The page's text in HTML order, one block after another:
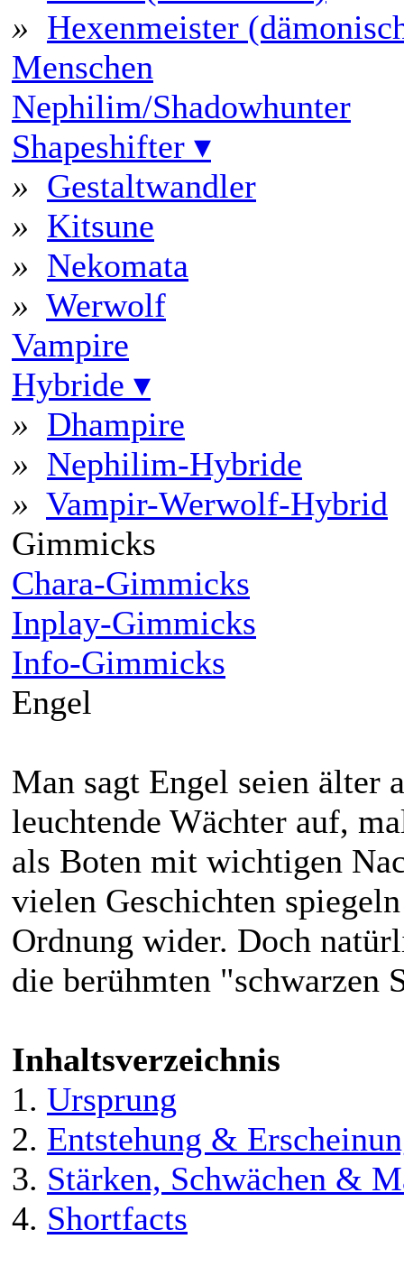
» Hexenmeister
Menschen
Nephilim/Shadowhunter
Shapeshifter ▾
» Gestaltwandler
» Kitsune
» Nekomata
» Werwolf
Vampire
Hybride ▾
» Dhampire
» Nephilim-Hybride
» Vampir-Werwolf-Hybrid
Gimmicks
Chara-Gimmicks
Inplay-Gimmicks
Info-Gimmicks
Engel
Man sagt Engel seien älter
leuchtende Wächter auf,
als Boten mit wichtigen
vielen Geschichten
Ordnung wider. Doch
die berühmten "schwarzen
Inhaltsverzeichnis
1. Ursprung
2. Entstehung &
3. Stärken, Schwächen &
4. Shortfacts